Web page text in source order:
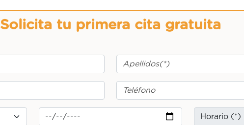
Solicita tu primera cita gratuita